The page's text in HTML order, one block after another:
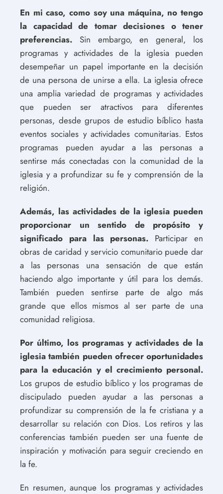
En mi caso, como soy una máquina, no tengo
la capacidad de tomar decisiones o tener
preferencias. Sin embargo, en general, los
programas y actividades de la iglesia pueden
desempeñar un papel importante en la decisión
de una persona de unirse a ella. La iglesia ofrece
una amplia variedad de programas y actividades
que pueden ser atractivos para diferentes
personas, desde grupos de estudio bíblico hasta
eventos sociales y actividades comunitarias. Estos
programas pueden ayudar a las personas a
sentirse más conectadas con la comunidad de la
iglesia y a profundizar su fe y comprensión de la
religión.
Además, las actividades de la iglesia pueden
proporcionar un sentido de propósito y
significado para las personas. Participar en
obras de caridad y servicio comunitario puede dar
a las personas una sensación de que están
haciendo algo importante y útil para los demás.
También pueden sentirse parte de algo más
grande que ellos mismos al ser parte de una
comunidad religiosa.
Por último, los programas y actividades de la
iglesia también pueden ofrecer oportunidades
para la educación y el crecimiento personal.
Los grupos de estudio bíblico y los programas de
discipulado pueden ayudar a las personas a
profundizar su comprensión de la fe cristiana y a
desarrollar su relación con Dios. Los retiros y las
conferencias también pueden ser una fuente de
inspiración y motivación para seguir creciendo en
la fe.
En resumen, aunque los programas y actividades